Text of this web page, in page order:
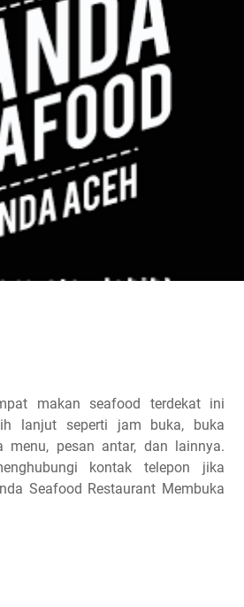
makan seafood terdekat ini
lanjut seperti jam buka, buka
menu, pesan antar, dan lainnya.
kontak telepon jika
Seafood Restaurant Membuka